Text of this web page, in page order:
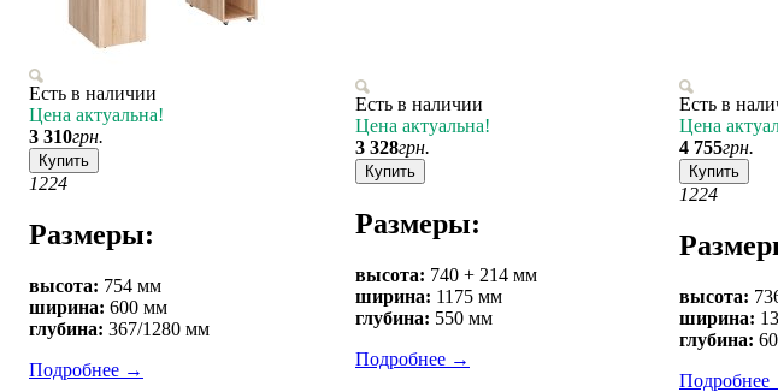
Есть в наличии
Цена актуальна!
3 310грн.
Купить
1224
Размеры:
высота: 754 мм
ширина: 600 мм
глубина: 367/1280 мм
Подробнее →
Есть в наличии
Цена актуальна!
3 328грн.
Купить
Размеры:
высота: 740 + 214 мм
ширина: 1175 мм
глубина: 550 мм
Подробнее →
Есть в
Цена
4 755грн.
Купить
1224
высота:
ширина:
глубина:
Подробнее